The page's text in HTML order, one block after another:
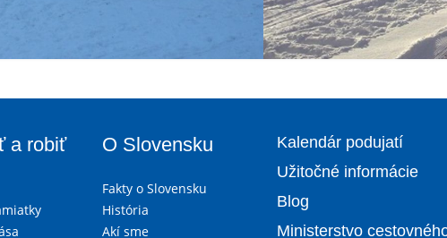
a robiť O Slovensku
Fakty o Slovensku
História
Akí sme
Kalendár podujatí
Užitočné informácie
Blog
Ministerstvo